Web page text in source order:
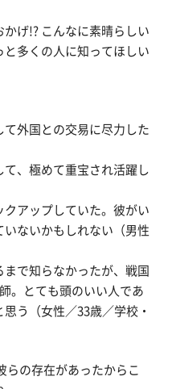
げ!? こんなに素晴らしい
多くの人に知ってほしい
て外国との交易に尽力した
て、極めて重宝され活躍し
クアップしていた。彼がい
ないかもしれない（男性
まで知らなかったが、戦国
。とても頭のいい人であ
う（女性／33歳／学校・
らの存在があったからこ